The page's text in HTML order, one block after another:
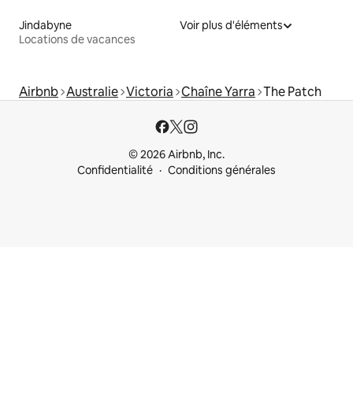
Jindabyne
Locations de vacances
Voir plus d'éléments
Airbnb Australie Victoria Chaîne Yarra The Patch
© 2026 Airbnb, Inc.
Confidentialité
Conditions générales